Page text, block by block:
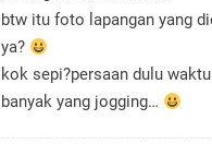
semoga sukses selalu…
btw itu foto lapangan yang
ya?
kok sepi?persaan dulu waktu